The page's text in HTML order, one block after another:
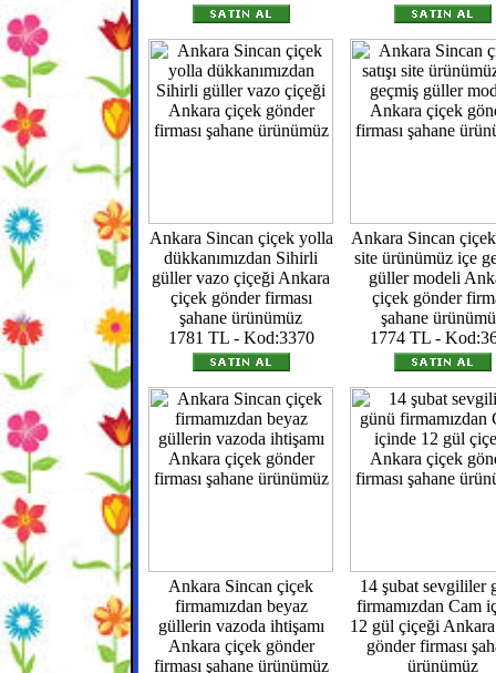
Ankara Sincan çiçek yolla
dükkanımızdan Sihirli
güller vazo çiçeği Ankara
çiçek gönder firması
şahane ürünümüz
1781 TL - Kod:3370
Ankara Sincan çiçek
site ürünümüz içe
güller modeli
çiçek gönder
şahane
1774 TL -
Ankara Sincan çiçek
firmamızdan beyaz
güllerin vazoda ihtişamı
Ankara çiçek gönder
firması şahane ürünümüz
14 şubat sevgililer
firmamızdan Cam
12 gül çiçeği
gönder firması
ürünümüz